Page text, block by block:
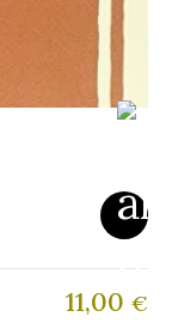
11,00 €